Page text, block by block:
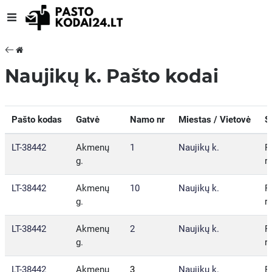
Naujikų k. Pašto kodai
Pašto kodas Gatvė Namo nr Miestas / Vietovė
LT-38442
Akmenų
g.
1 Naujikų k.
LT-38442
Akmenų
g.
10 Naujikų k.
LT-38442
Akmenų
g.
2 Naujikų k.
LT-38442
Akmenų
3 Naujikų k.